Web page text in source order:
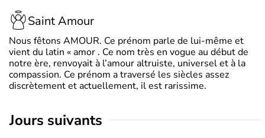
Saint Amour
Nous fêtons AMOUR. Ce prénom parle de lui-même et
vient du latin « amor . Ce nom très en vogue au début de
notre ère, renvoyait à l’amour altruiste, universel et à la
compassion. Ce prénom a traversé les siècles assez
discrètement et actuellement, il est rarissime.
jours suivants